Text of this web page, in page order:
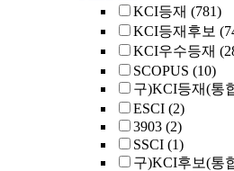
KCI등재 (781)
KCI등재후보
KCI우수등재
SCOPUS (10)
구)KCI등재(통
ESCI (2)
3903 (2)
SSCI (1)
구)KCI후보(통